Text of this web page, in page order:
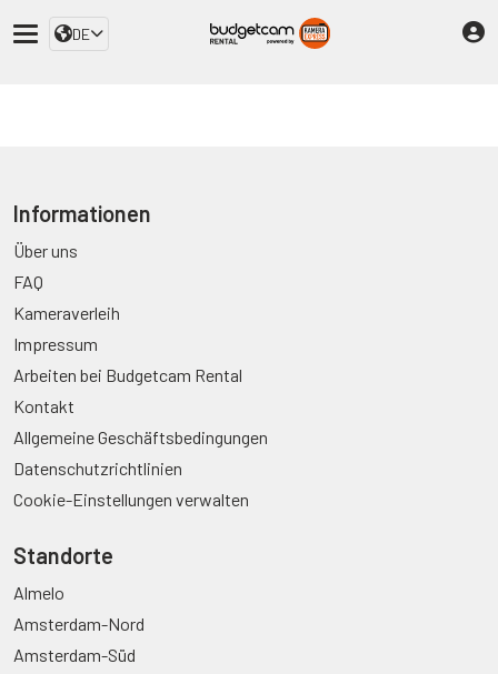
DE
Informationen
Über uns
FAQ
Kameraverleih
Impressum
Arbeiten bei Budgetcam Rental
Kontakt
Allgemeine Geschäftsbedingungen
Datenschutzrichtlinien
Cookie-Einstellungen verwalten
Standorte
Almelo
Amsterdam-Nord
Amsterdam-Süd